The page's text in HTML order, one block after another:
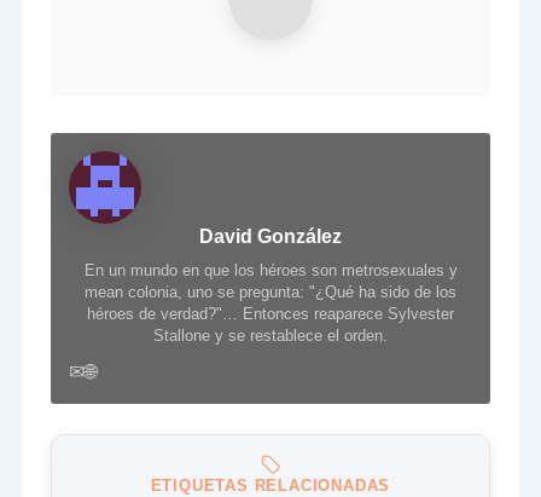
David González
En un mundo en que los héroes son metrosexuales y
mean colonia, uno se pregunta: "¿Qué ha sido de los
héroes de verdad?"… Entonces reaparece Sylvester
Stallone y se restablece el orden.
✉🌐
ETIQUETAS RELACIONADAS